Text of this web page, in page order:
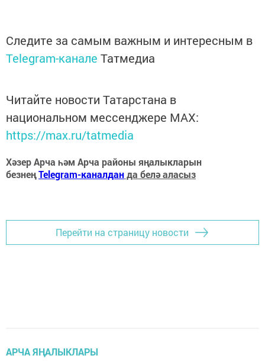
Следите за самым важным и интересным в
Telegram-канале Татмедиа
Читайте новости Татарстана в
национальном мессенджере MАХ:
https://max.ru/tatmedia
Хәзер Арча һәм Арча районы яңалыкларын
безнеңTelegram-каналданда белә аласыз
Перейти на страницу новости
АРЧА ЯҢАЛЫКЛАРЫ